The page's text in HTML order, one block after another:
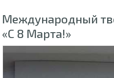
Международный
«С 8 Марта!»